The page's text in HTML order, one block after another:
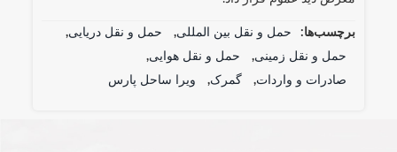
برچسب‌ها: حمل و نقل بین المللی, حمل و نقل دریایی,
حمل و نقل زمینی, حمل و نقل هوایی,
صادرات و واردات, گمرک, ویرا ساحل پارس